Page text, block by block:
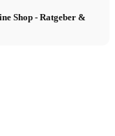
Shop - Ratgeber &